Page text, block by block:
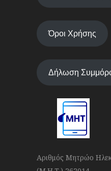
Όροι Χρήσης
Δήλωση
Αριθμός Μητρώο